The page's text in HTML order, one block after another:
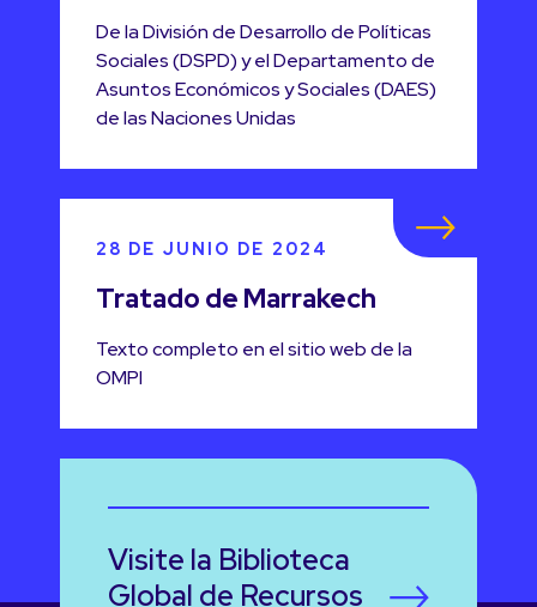
De la División de Desarrollo de Políticas
Sociales (DSPD) y el Departamento de
Asuntos Económicos y Sociales (DAES)
de las Naciones Unidas
28 DE JUNIO DE 2024
Tratado de Marrakech
Texto completo en el sitio web de la
OMPI
Visite la Biblioteca
Global de Recursos